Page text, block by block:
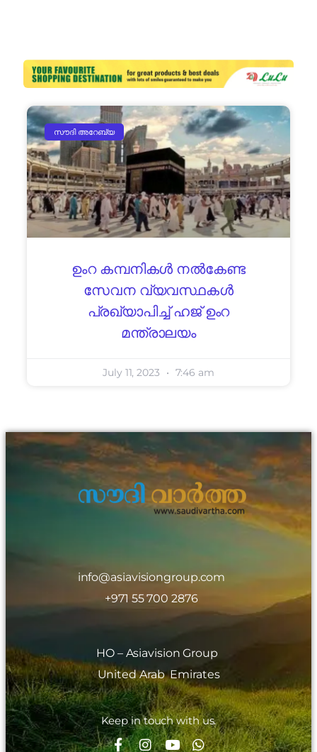
സൗദി അറേബ്യ
ഉംറ കമ്പനികൾ നൽകേണ്ട
സേവന വ്യവസ്ഥകൾ
പ്രഖ്യാപിച്ച് ഹജ് ഉംറ
മന്ത്രാലയം
July 11, 2023 7:46 am
info@asiavisiongroup.com
+971 55 700 2876
HO – Asiavision Group
United Arab Emirates
Keep in touch with us.